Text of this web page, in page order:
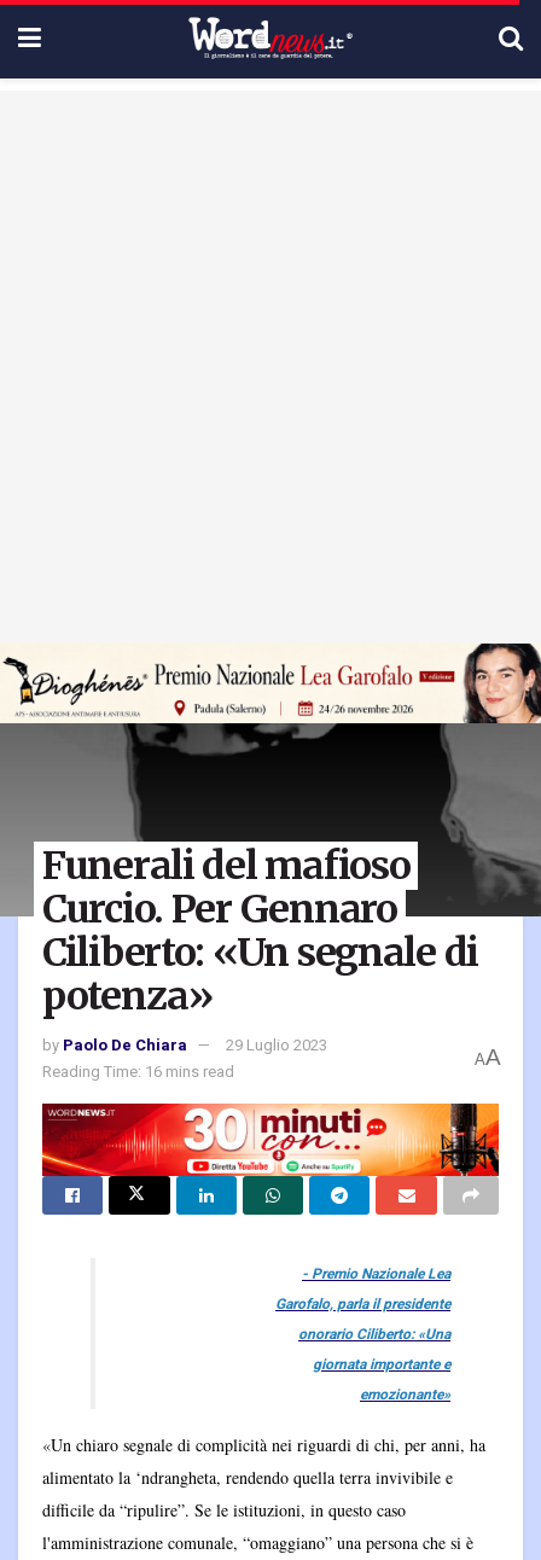
Funerali del mafioso
Curcio. Per Gennaro
Ciliberto: «Un segnale di
potenza»
by Paolo De Chiara
29 Luglio 2023
Reading Time: 16 mins read
AA
- Premio Nazionale Lea
Garofalo, parla il presidente
onorario Ciliberto: «Una
giornata importante e
emozionante»
«Un chiaro segnale di complicità nei riguardi di chi, per anni, ha
alimentato la ‘ndrangheta, rendendo quella terra invivibile e
difficile da “ripulire”. Se le istituzioni, in questo caso
l'amministrazione comunale, “omaggiano” una persona che si è